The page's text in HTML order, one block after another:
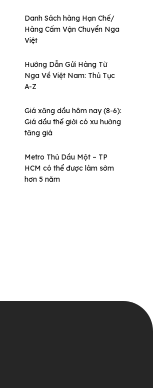
Danh Sách hàng Hạn Chế/
Hàng Cấm Vận Chuyển Nga
Việt
Hướng Dẫn Gửi Hàng Từ
Nga Về Việt Nam: Thủ Tục
A-Z
Giá xăng dầu hôm nay (8-6):
Giá dầu thế giới có xu hướng
tăng giá
Metro Thủ Dầu Một – TP
HCM có thể được làm sớm
hơn 5 năm